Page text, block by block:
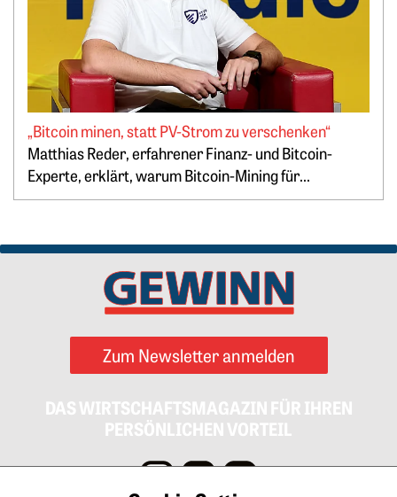
Springe zum Ende des Werbebanners
„Bitcoin minen, statt PV-Strom zu verschenken“
Matthias Reder, erfahrener Finanz- und Bitcoin-
Experte, erklärt, warum Bitcoin-Mining für...
Zum Newsletter anmelden
DAS WIRTSCHAFTSMAGAZIN FÜR IHREN
PERSÖNLICHEN VORTEIL